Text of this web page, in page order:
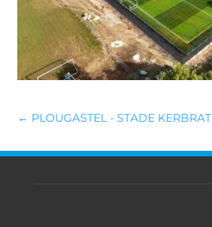
← PLOUGASTEL - STADE KERBRAT